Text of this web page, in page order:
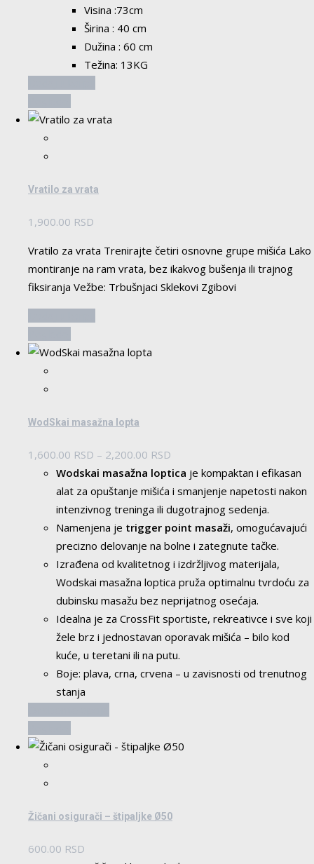
Visina :73cm
Širina : 40 cm
Dužina : 60 cm
Težina: 13KG
Vratilo za vrata
1,900.00 RSD
Vratilo za vrata Trenirajte četiri osnovne grupe mišića Lako
montiranje na ram vrata, bez ikakvog bušenja ili trajnog
fiksiranja Vežbe: Trbušnjaci Sklekovi Zgibovi
WodSkai masažna lopta
1,600.00 RSD – 2,200.00 RSD
cena:
od
1,600.00 RSD
do
2,200.00 RSD
Wodskai masažna loptica je kompaktan i efikasan
alat za opuštanje mišića i smanjenje napetosti nakon
intenzivnog treninga ili dugotrajnog sedenja.
Namenjena je trigger point masaži, omogućavajući
precizno delovanje na bolne i zategnute tačke.
Izrađena od kvalitetnog i izdržljivog materijala,
Wodskai masažna loptica pruža optimalnu tvrdoću za
dubinsku masažu bez neprijatnog osećaja.
Idealna je za CrossFit sportiste, rekreativce i sve koji
žele brz i jednostavan oporavak mišića – bilo kod
kuće, u teretani ili na putu.
Boje: plava, crna, crvena – u zavisnosti od trenutnog
stanja
ima
mogu
Žičani osigurači – štipaljke Ø50
600.00 RSD